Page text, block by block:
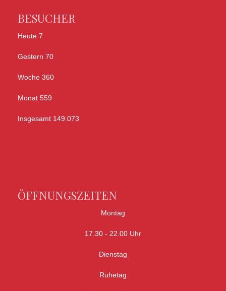
BESUCHER
Heute 7
Gestern 70
Woche 360
Monat 559
Insgesamt 149.073
ÖFFNUNGSZEITEN
Montag
17.30 - 22.00 Uhr
Dienstag
Ruhetag